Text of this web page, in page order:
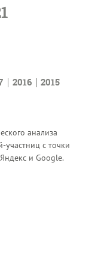
2016
2015
анализа
участниц с точки
и Google.